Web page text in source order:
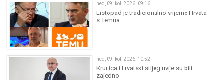
ned, 09. kol. 2026. 09:16
Listopad je tradicionalno vrijeme Hrvata
s Temua
ned, 09. kol. 2026. 10:52
Krunica i hrvatski stijeg uvije su bili
zajedno